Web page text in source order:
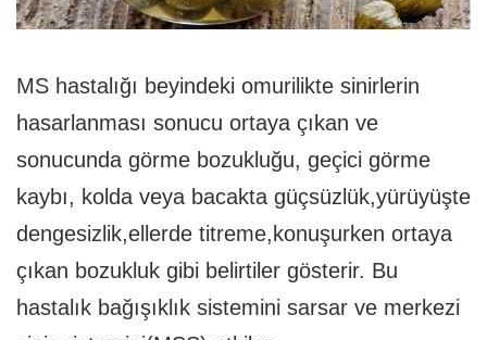
MS hastalığı beyindeki omurilikte sinirlerin
hasarlanması sonucu ortaya çıkan ve
sonucunda görme bozukluğu, geçici görme
kaybı, kolda veya bacakta güçsüzlük,yürüyüşte
dengesizlik,ellerde titreme,konuşurken ortaya
çıkan bozukluk gibi belirtiler gösterir. Bu
hastalık bağışıklık sistemini sarsar ve merkezi